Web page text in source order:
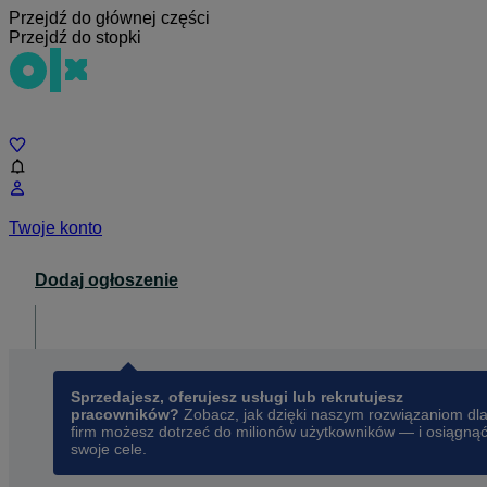
Przejdź do głównej części
Przejdź do stopki
Twoje konto
Dodaj ogłoszenie
Sprzedajesz, oferujesz usługi lub rekrutujesz
pracowników? Zobacz, jak dzięki naszym rozwiązaniom dla
firm możesz dotrzeć do milionów użytkowników — i osiągnąć
swoje cele.